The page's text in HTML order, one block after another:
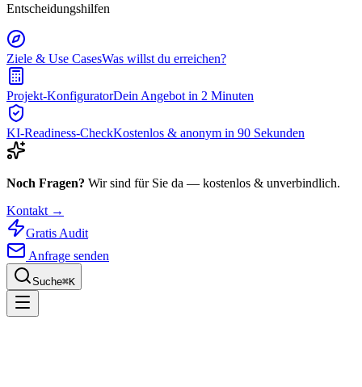
Entscheidungshilfen
Ziele & Use CasesWas willst du erreichen?
Projekt-KonfiguratorDein Angebot in 2 Minuten
KI-Readiness-CheckKostenlos & anonym in 90 Sekunden
Noch Fragen? Wir sind für Sie da — kostenlos & unverbindlich.
Kontakt →
Gratis Audit
Anfrage senden
Suche⌘K